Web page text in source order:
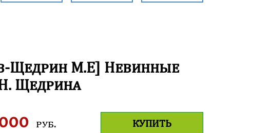
Щедрин М.Е] Невинные
. Щедрина
руб. КУПИТЬ